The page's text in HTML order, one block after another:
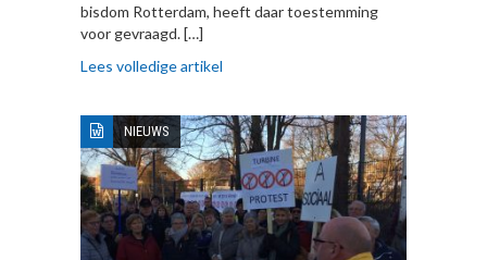
bisdom Rotterdam, heeft daar toestemming
voor gevraagd. […]
Lees volledige artikel
NIEUWS